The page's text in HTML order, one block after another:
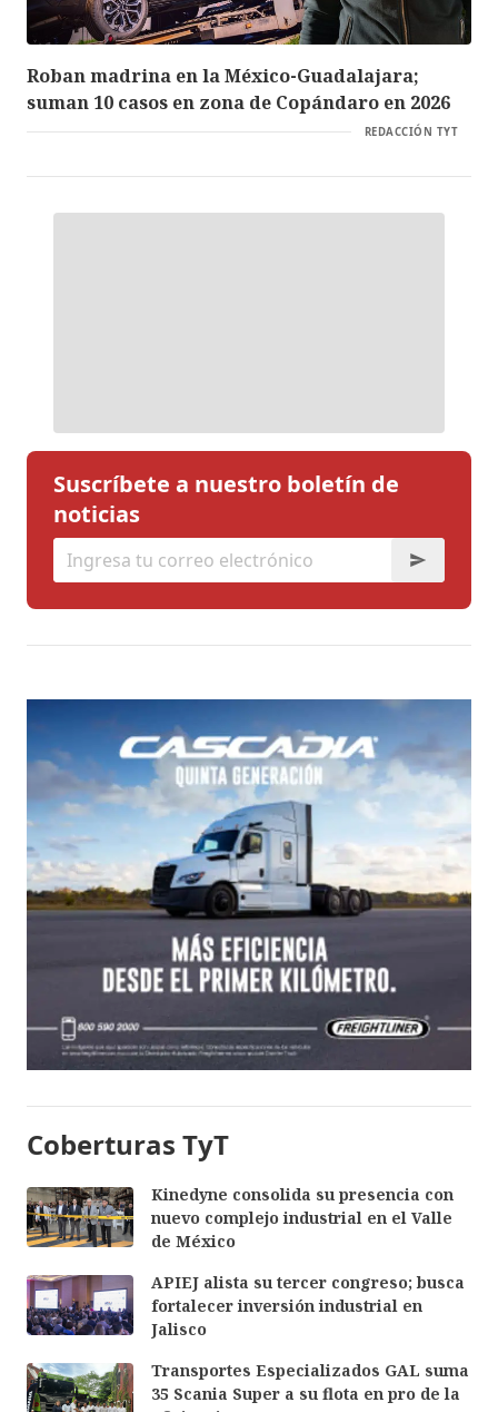
Roban madrina en la México-Guadalajara;
suman 10 casos en zona de Copándaro en 2026
REDACCIÓN TYT
Suscríbete a nuestro boletín de
noticias
Coberturas TyT
Kinedyne consolida su presencia con
nuevo complejo industrial en el Valle
de México
APIEJ alista su tercer congreso; busca
fortalecer inversión industrial en
Jalisco
Transportes Especializados GAL suma
35 Scania Super a su flota en pro de la